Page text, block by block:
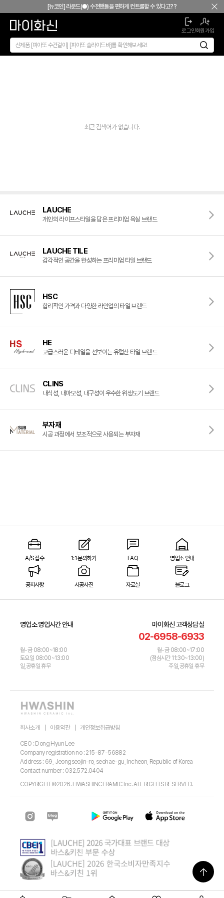
본문 바로가기[뉴코인] 라운드(●) 수전핸들을 편하게 컨트롤할 수 있다고??
[뉴코인청소건] 허리 굽히지 마세요! 변기 뒤로 숨기지도 마세요!
[뉴코인슬라이드바] 존재감을 확! 숨기는 350mm의 미니멀리즘
[모노플러스] 시공후에 알게되는 만족감! 프레임리스 휴지걸이
[뉴코인] 라운드(●) 수전핸들을 편하게 컨트롤할 수 있다고??
[뉴피오] '아래로' 향하는 넓은 폭포수
[뉴코인청소건] 허리 굽히지 마세요! 변기 뒤로 숨기지도 마세요!
[신상품] 숨겨진 접합선 (Seamless) '피아또 수건걸이'
[신상품] 300mm 미니멀 스퀘어 '피아또 슬라이드바'
[뉴코인슬라이드바] 존재감을 확! 숨기는 350mm의 미니멀리즘
[모노플러스] 시공후에 알게되는 만족감! 프레임리스 휴지걸이
[신상품] 숨겨진 접합선 (Seamless) '피아또 수건걸이'
[신상품] 300mm 미니멀 스퀘어 '피아또 슬라이드바'
로그인회원가입
최근 검색어가 없습니다.
LAUCHE
개인의 라이프스타일을 담은 프리미엄 욕실 브랜드
LAUCHE TILE
감각적인 공간을 완성하는 프리미엄 타일 브랜드
HSC
합리적인 가격과 다양한 라인업의 타일 브랜드
HE
고급스러운 디테일을 선보이는 유럽산 타일 브랜드
CLINS
내식성, 내마모성, 내구성이 우수한 위생도기 브랜드
부자재
시공 과정에서 보조적으로 사용되는 부자재
A/S 접수 1:1 문의하기 FAQ 영업소 안내
공지사항 시공사진 자료실 블로그
영업소 영업시간 안내
월-금 08:00~18:00
토요일 08:00~13:00
일,공휴일 휴무
마이화신 고객상담실
02-6958-6933
월-금 08:00~17:00
(점심시간 11:30~13:00)
주일,공휴일 휴무
회사소개 이용약관 개인정보취급방침
CEO : Dong Hyun Lee
Company registration no : 215-87-56882
Address : 69, Jeongseojin-ro, seohae-gu, Incheon, Republic of Korea
Contact number : 032.572.0404
COPYRIGHT©2026. HWASHINCERAMIC Inc. ALL RIGHTS RESERVED.